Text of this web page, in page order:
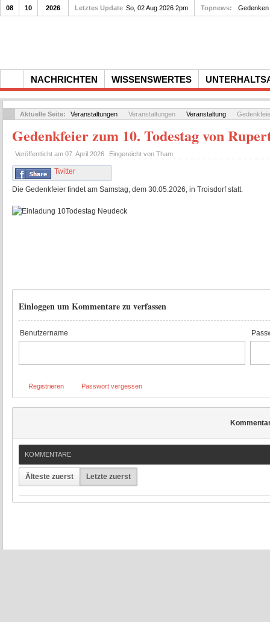
NACHRICHTEN WISSENSWERTES
08 10 2026 Letztes Update So, 02 Aug 2026 2pm Topnews: Gedenken
Aktuelle Seite: Veranstaltungen Veranstaltungen Veranstaltung
Gedenkfeier zum 10. Todestag von
Veröffentlicht am 07. April 2026 Eingereicht von Tham
Twitter
Die Gedenkfeier findet am Samstag, dem 30.05.2026, in Troisdorf statt.
Einloggen um Kommentare zu verfassen
Benutzername
Registrieren Passwort vergessen
KOMMENTARE
Älteste zuerst Letzte zuerst